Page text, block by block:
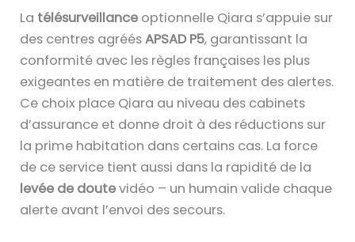
La télésurveillance optionnelle Qiara s’appuie sur
des centres agréésAPSAD P5, garantissant la
conformité avec les règles françaises les plus
exigeantes en matière de traitement des alertes.
Ce choix place Qiara au niveau des cabinets
d’assurance et donne droit à des réductions sur
la prime habitation dans certains cas. La force
de ce service tient aussi dans la rapidité de la
levée de doutevidéo – un humain valide chaque
alerte avant l’envoi des secours.